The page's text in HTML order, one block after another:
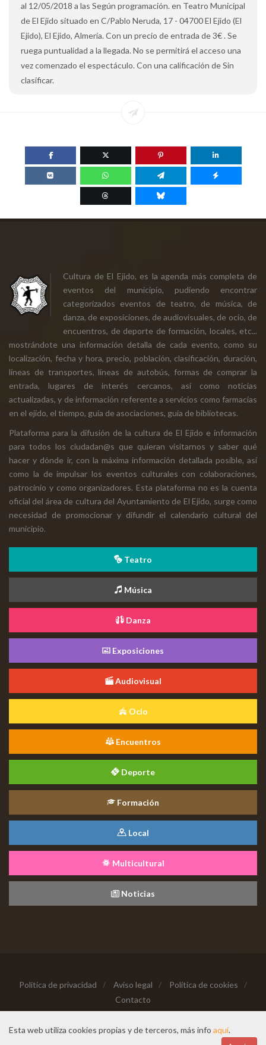
al 12/05/2018 a las Según programación. en Teatro Municipal
de El Ejido situado en C/Pablo Neruda, 17 - 04700 El Ejido (El
Ejido), El Ejido, Almería. Con un precio de entrada de 3€ . Se
ruega puntualidad a la llegada. No se permitirá el acceso una
vez comenzado el espectáculo. Con una calificación de Sin
clasificar.
Cultura de El Ejido, es la agenda más completa de
eventos del municipio, pudiendo encontrar
categorizados eventos de teatro, de música, de
danza, de exposiciones, de audiovisuales, de ocio, de
encuentros, de deporte de formación, locales, etc...
mostrándote una información detalla de cada evento, como su
localización, fecha y hora, precio, población, clasificación, duración,
líneas de transportes, líneas de autobús, formas de comprar la
entrada, lugares de interés cercanos, así como noticias
actualizadas, y de información referente a servicios como farmacias
en el ejido, el tiempo, guía de asociaciones, guía de bibliotecas.
Plataforma para la difusión de la cultura de El Ejido e información
para todos los ciudadan@s que quieran visitarnos y saber qué
hacer y dónde ir, con la máxima información detallada posible, así
como la de impulsar los eventos culturales con colaboraciones,
patrocinio y como organizadores. Esta plataforma no es la cuenta
oficial del área de cultura del Ayuntamiento de El Ejido, surge como
necesidad de promocionar y difundir el calendario cultural del
municipio.
Teatro
Música
Danza
Exposiciones
Audiovisual
Ocio
Encuentros
Deporte
Formación
Local
Multicultural
Noticias
Política de privacidad / Aviso legal / Política de cookies
/
Contacto
Hecho con cariño desde
Esta web utiliza cookies propias y de terceros, más info aquí.